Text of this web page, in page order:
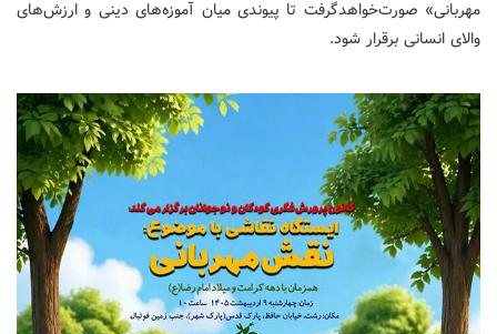
مهربانی» صورت‌خواهدگرفت تا پیوندی میان آموزه‌های دینی و ارزش‌های
والای انسانی برقرار شود.